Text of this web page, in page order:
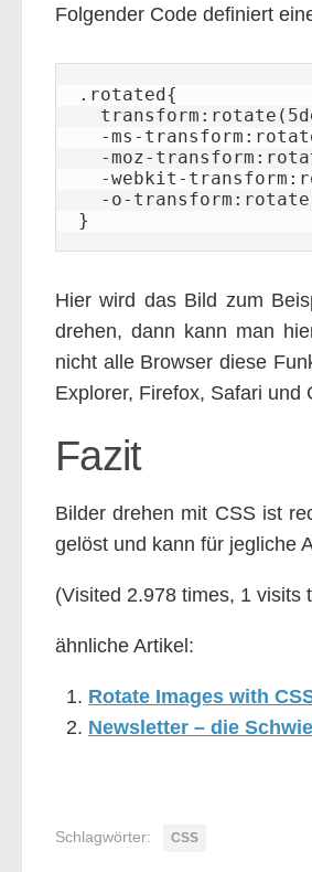
Folgender Code definiert
.rotated{
}
Hier wird das Bild zum
drehen, dann kann man
nicht alle Browser diese
Explorer, Firefox, Safari und
Fazit
Bilder drehen mit CSS ist
gelöst und kann für jegliche
(Visited 2.978 times, 1 visits
ähnliche Artikel:
Rotate Images with
Newsletter – die
Schlagwörter: CSS